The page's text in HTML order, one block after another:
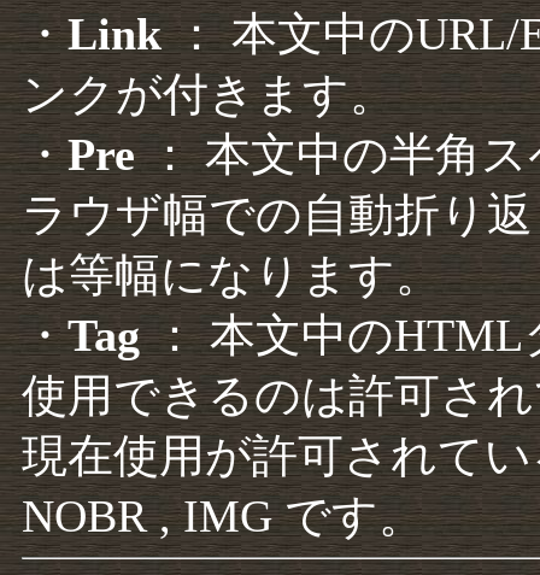
・Link： 本文中のURL/
ンクが付きます。
・Pre： 本文中の半角
ラウザ幅での自動折り
は等幅になります。
・Tag： 本文中のHTML
使用できるのは許可さ
現在使用が許可されて
NOBR , IMG です。